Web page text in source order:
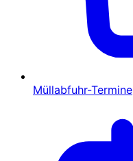
Müllabfuhr-Termine